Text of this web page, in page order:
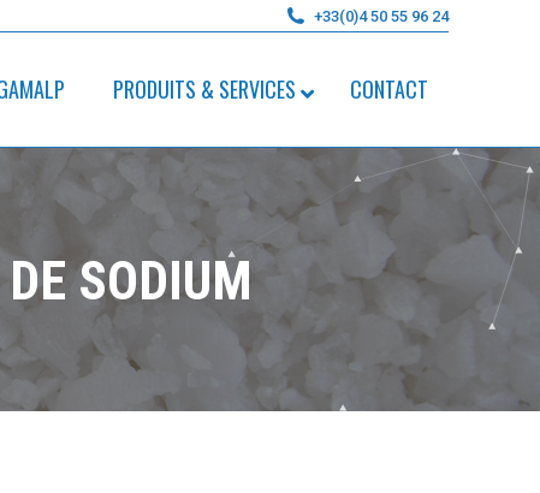
+33(0)4 50 55 96 24
PRODUITS & SERVICES CONTACT
SODIUM